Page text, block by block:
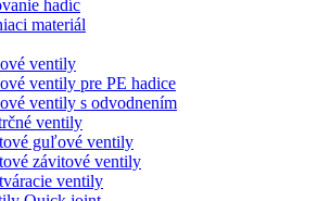
hadíc
materiál
ventily
ventily pre PE hadice
ventily s odvodnením
ventily
guľové ventily
závitové ventily
ventily